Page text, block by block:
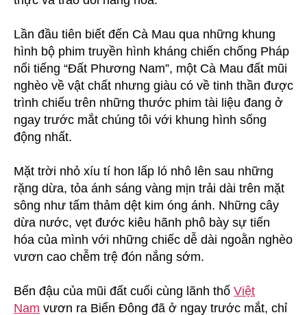
Lần đầu tiên biết đến Cà Mau qua những khung
hình bộ phim truyền hình kháng chiến chống Pháp
nổi tiếng “Đất Phương Nam”, một Cà Mau đất mũi
nghèo về vật chất nhưng giàu có về tinh thần được
trình chiếu trên những thước phim tài liệu đang ở
ngay trước mắt chúng tôi với khung hình sống
động nhất.
Mặt trời nhỏ xíu tí hon lấp ló nhô lên sau những
rặng dừa, tỏa ánh sáng vàng mịn trải dài trên mặt
sông như tấm thảm dệt kim óng ánh. Những cây
dừa nước, vẹt đước kiêu hãnh phô bày sự tiến
hóa của mình với những chiếc dễ dài ngoằn nghèo
vươn cao chễm trệ đón nắng sớm.
Bến đậu của mũi đất cuối cùng lãnh thổ Việt
Nam vươn ra Biển Đông đã ở ngay trước mắt, chỉ